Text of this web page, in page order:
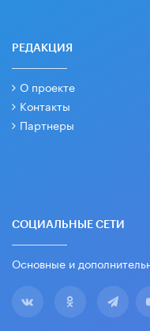
РЕДАКЦИЯ
О проекте
Контакты
Партнеры
СОЦИАЛЬНЫЕ СЕТИ
Основные и